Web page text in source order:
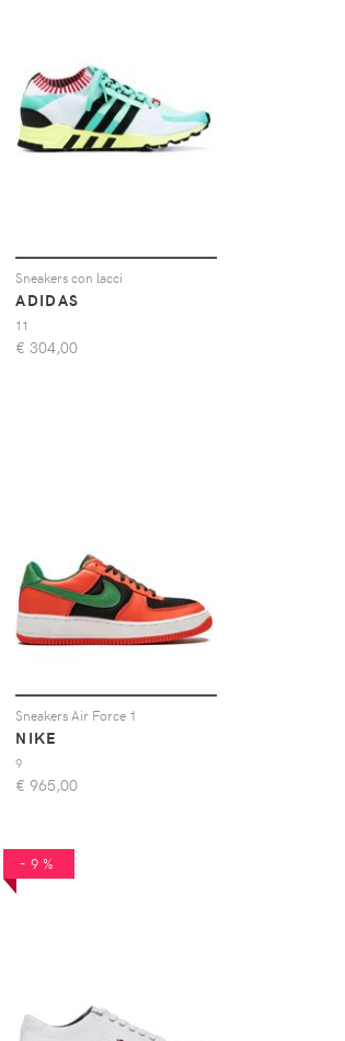
Sneakers con lacci
ADIDAS
11
€ 304,00
Sneakers Air Force 1
NIKE
9
€ 965,00
-9%